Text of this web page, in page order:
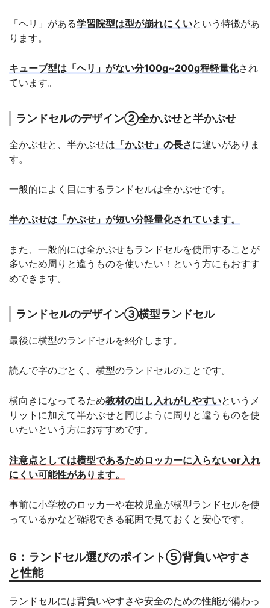
「ヘリ」がある学習院型は型が崩れにくいという特徴があ
ります。
キューブ型は「ヘリ」がない分100g~200g程軽量化され
ています。
ランドセルのデザイン②全かぶせと半かぶせ
全かぶせと、半かぶせは 「かぶせ」の長さに違いがありま
す。
一般的によく目にするランドセルは全かぶせです。
半かぶせは「かぶせ」が短い分軽量化されています。
また、一般的には全かぶせもランドセルを使用することが
多いため周りと違うものを使いたい！という方にもおすす
めできます。
ランドセルのデザイン③横型ランドセル
最後に横型のランドセルを紹介します。
読んで字のごとく、横型のランドセルのことです。
横向きになってるため教材の出し入れがしやすいというメ
リットに加えて半かぶせと同じように周りと違うものを使
いたいという方におすすめです。
注意点としては横型であるためロッカーに入らないor入れ
にくい可能性があります。
事前に小学校のロッカーや在校児童が横型ランドセルを使
っているかなど確認できる範囲で見ておくと安心です。
6：ランドセル選びのポイント⑤背負いやすさ
と性能
ランドセルには背負いやすさや安全のための性能が備わっ